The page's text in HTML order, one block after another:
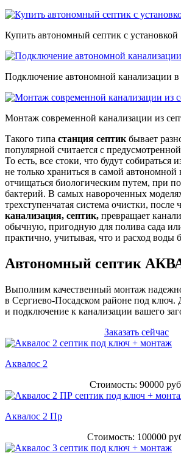
Купить автономный септик с установкой
Подключение автономной канализации
Монтаж современной канализации из
Такого типа станция септик бывает
популярной считается с
То есть, все стоки, что будут собираться
не только храниться в самой автономной
отчищаться биологическим путем, при
бактерий. В самых навороченных
трехступенчатая система очистки, после
канализация, септик, превращает
обычную, пригодную для полива сада
практично, учитывая, что и расход воды
Автономный септик
Выполним качественный монтаж
в Сергиево-Посадском районе под ключ.
и подключение к канализации вашего
Заказать сейчас
Аквалос 2
Стоимость: 90000
Аквалос 2 Пр
Стоимость: 100000